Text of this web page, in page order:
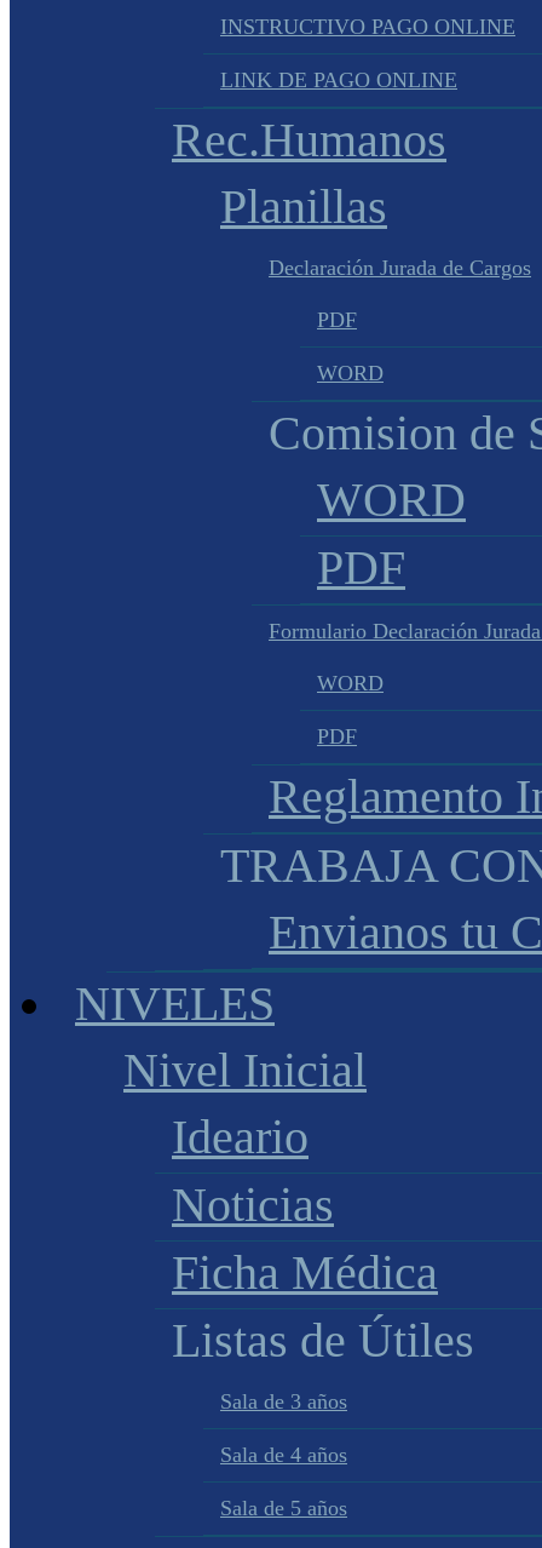
INSTRUCTIVO PAGO ONLINE
LINK DE PAGO ONLINE
Rec.Humanos
Planillas
Declaración Jurada de Cargos
PDF
WORD
Comision de
WORD
PDF
Formulario Declaración
WORD
PDF
Reglamento
TRABAJA
Envianos tu
NIVELES
Nivel Inicial
Ideario
Noticias
Ficha Médica
Listas de Útiles
Sala de 3 años
Sala de 4 años
Sala de 5 años